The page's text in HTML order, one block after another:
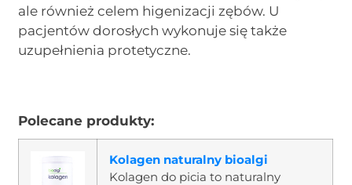
ale również celem higenizacji zębów. U
pacjentów dorosłych wykonuje się także
uzupełnienia protetyczne.
Polecane produkty:
Kolagen naturalny bioalgi
Kolagen do picia to naturalny